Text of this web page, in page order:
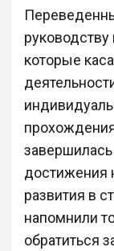
которые
достижения
развития в
напомнили
обратиться